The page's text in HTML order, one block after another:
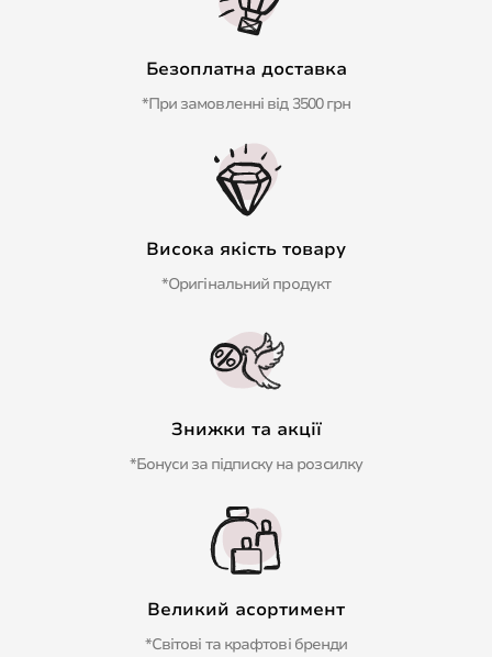
Безоплатна доставка
*При замовленні від 3500 грн
Висока якість товару
*Оригінальний продукт
Знижки та акції
*Бонуси за підписку на розсилку
Великий асортимент
*Світові та крафтові бренди